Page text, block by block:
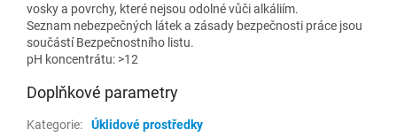
vosky a povrchy, které nejsou odolné vůči alkáliím.
Seznam nebezpečných látek a zásady bezpečnosti práce jsou
součástí Bezpečnostního listu.
pH koncentrátu: >12
Doplňkové parametry
Kategorie:
Úklidové prostředky